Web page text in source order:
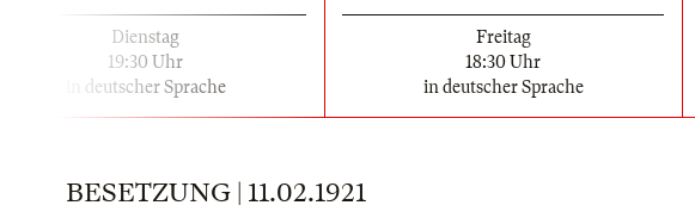
Dienstag
19:30 Uhr
in deutscher Sprache
Freitag
18:30 Uhr
in deutscher Sprache
BESETZUNG | 11.02.1921